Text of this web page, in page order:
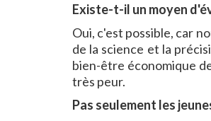
Existe-t-il un moyen
Oui, c'est possible, car
de la science et la
bien-être économique
très peur.
Pas seulement les